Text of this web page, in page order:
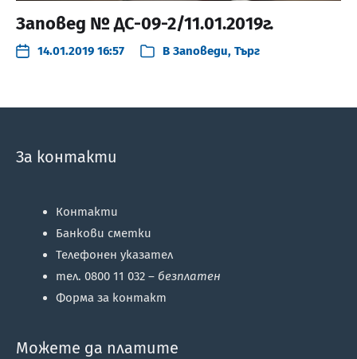
Заповед № ДС-09-2/11.01.2019г.
14.01.2019 16:57 В Заповеди, Търг
За контакти
Контакти
Банкови сметки
Телефонен указател
тел. 0800 11 032 – безплатен
Форма за контакт
Можете да платите